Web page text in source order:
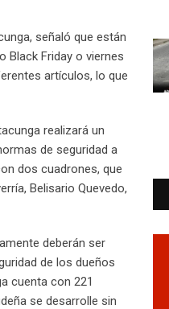
señaló que están
Black Friday o viernes
artículos, lo que
realizará un
de seguridad a
dos cuadrones, que
Belisario Quevedo,
deberán ser
de los dueños
cuenta con 221
se desarrolle sin